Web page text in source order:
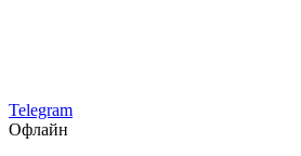
Telegram
Офлайн